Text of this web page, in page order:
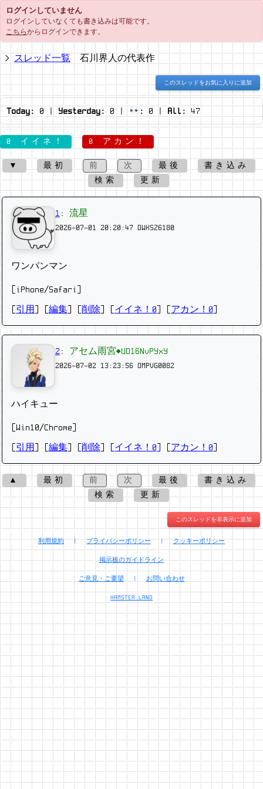
ログインしていません
ログインしていなくても書き込みは可能です。
こちらからログインできます。
スレッド一覧 石川界人の代表作
このスレッドをお気に入りに追加
Today: 0 | Yesterday:0 | : 0 | All: 47
0 イイネ！ 0 アカン！
▼ 最初 前 次 最後
書き込み
検索
更新
1 : 流星
2026-07-01 20:20:47 DWKSZ6180
ワンパンマン
[iPhone/Safari]
引用 編集 削除 イイネ！0 アカン！0
2 : アセム雨宮◆UD16NvPYxY
2026-07-02 13:23:56 OMPVG0082
ハイキュー
[Win10/Chrome]
引用 編集 削除 イイネ！0 アカン！0
▲ 最初 前 次 最後
書き込み
検索
更新
このスレッドを非表示に追加
利用規約 | プライバシーポリシー | クッキーポリシー
掲示板のガイドライン
ご意見・ご要望 | お問い合わせ
HAMSTER.LAND